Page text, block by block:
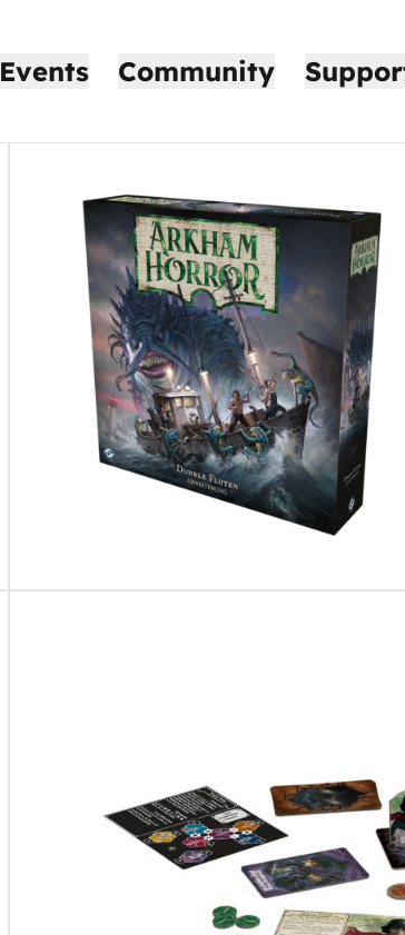
Events Community